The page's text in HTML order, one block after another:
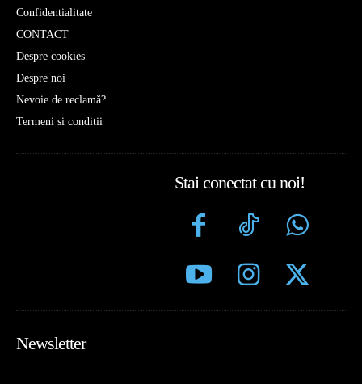
Confidentialitate
CONTACT
Despre cookies
Despre noi
Nevoie de reclamă?
Termeni si conditii
Stai conectat cu noi!
Newsletter